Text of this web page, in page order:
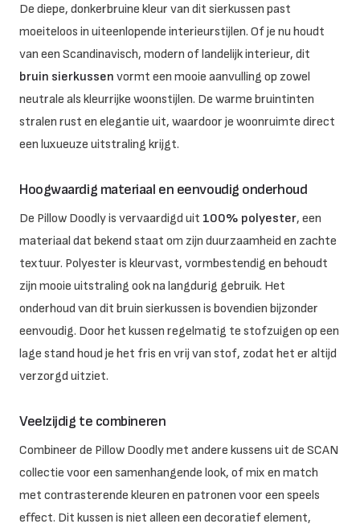
De diepe, donkerbruine kleur van dit sierkussen past
moeiteloos in uiteenlopende interieurstijlen. Of je nu houdt
van een Scandinavisch, modern of landelijk interieur, dit
bruin sierkussen vormt een mooie aanvulling op zowel
neutrale als kleurrijke woonstijlen. De warme bruintinten
stralen rust en elegantie uit, waardoor je woonruimte direct
een luxueuze uitstraling krijgt.
Hoogwaardig materiaal en eenvoudig onderhoud
De Pillow Doodly is vervaardigd uit 100% polyester, een
materiaal dat bekend staat om zijn duurzaamheid en zachte
textuur. Polyester is kleurvast, vormbestendig en behoudt
zijn mooie uitstraling ook na langdurig gebruik. Het
onderhoud van dit bruin sierkussen is bovendien bijzonder
eenvoudig. Door het kussen regelmatig te stofzuigen op een
lage stand houd je het fris en vrij van stof, zodat het er altijd
verzorgd uitziet.
Veelzijdig te combineren
Combineer de Pillow Doodly met andere kussens uit de SCAN
collectie voor een samenhangende look, of mix en match
met contrasterende kleuren en patronen voor een speels
effect. Dit kussen is niet alleen een decoratief element,